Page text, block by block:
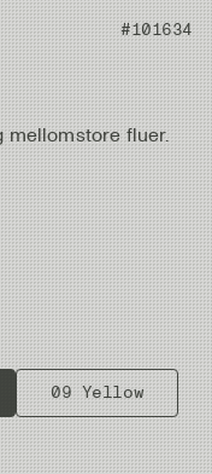
#101634
mellomstore fluer.
09 Yellow